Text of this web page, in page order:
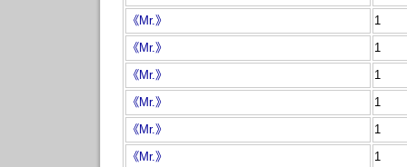
《Mr.》
1
《Mr.》
1
《Mr.》
1
《Mr.》
1
《Mr.》
1
《Mr.》
1